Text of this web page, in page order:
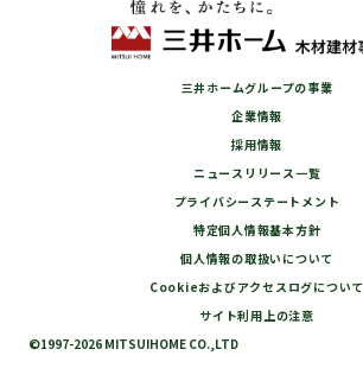
三井ホームグループの事業
企業情報
採用情報
ニュースリリース一覧
プライバシーステートメント
特定個人情報基本方針
個人情報の取扱いについて
Cookieおよびアクセスログについて
サイト利用上の注意
©1997-2026 MITSUIHOME CO.,LTD